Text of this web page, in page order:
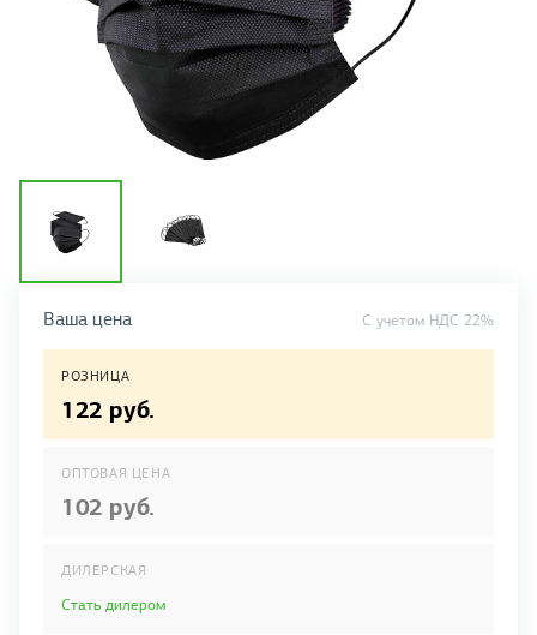
Ваша цена C учетом НДС 22%
РОЗНИЦА
122 руб.
ОПТОВАЯ ЦЕНА
102 руб.
ДИЛЕРСКАЯ
Стать дилером